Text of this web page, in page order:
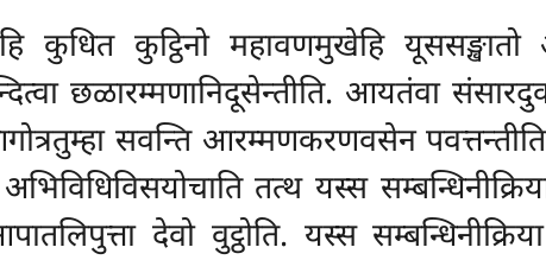
कुधित कुट्ठिनो महावणमुखेहि यूससङ्खातो
छळारम्मणानिदूसेन्तीति. आयतंवा
सवन्ति आरम्मणकरणवसेन
तत्थ यस्स
देवो वुट्ठोति. यस्स